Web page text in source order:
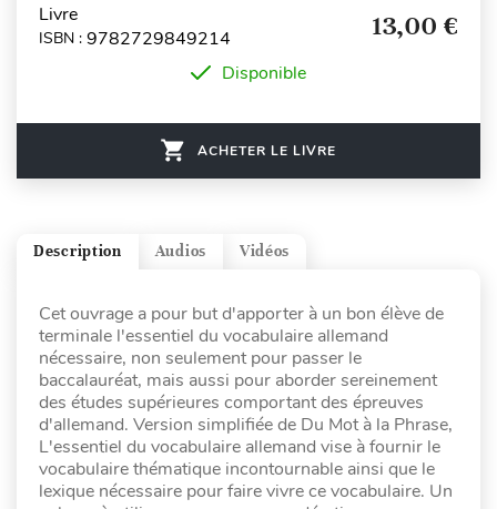
Livre
ISBN : 9782729849214 13,00 €
Disponible
ACHETER LE LIVRE
Vidéos
Audios
Description
Cet ouvrage a pour but d'apporter à un bon élève de
terminale l'essentiel du vocabulaire allemand
nécessaire, non seulement pour passer le
baccalauréat, mais aussi pour aborder sereinement
des études supérieures comportant des épreuves
d'allemand. Version simplifiée de Du Mot à la Phrase,
L'essentiel du vocabulaire allemand vise à fournir le
vocabulaire thématique incontournable ainsi que le
lexique nécessaire pour faire vivre ce vocabulaire. Un